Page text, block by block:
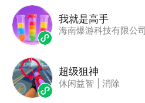
我就是高手
海南爆游科技有限公司
超级狙神
休闲益智 消除